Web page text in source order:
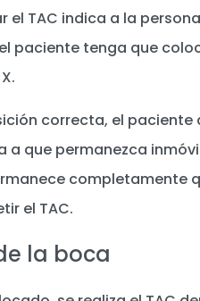
el TAC indica a la
paciente tenga que
correcta, el
a que permanezca
completamente
el TAC.
la boca